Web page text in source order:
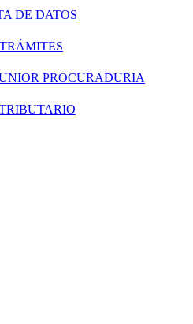
DE DATOS
PROCURADURIA